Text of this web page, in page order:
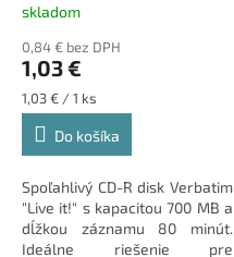
skladom
0,84 € bez DPH
1,03 €
Jednotková
cena:
1,03 € / 1 ks
Do košíka
Spoľahlivý CD-R disk Verbatim
"Live it!" s kapacitou 700 MB a
dĺžkou záznamu 80 minút.
Ideálne riešenie pre